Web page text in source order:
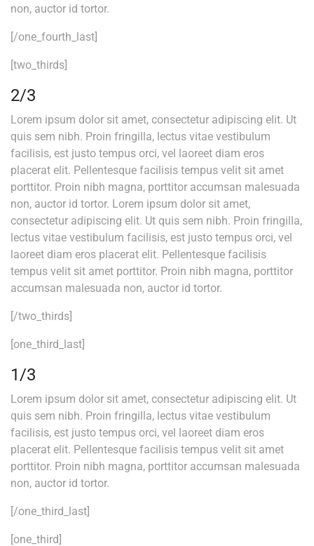
non, auctor id tortor.
[/one_fourth_last]
[two_thirds]
2/3
Lorem ipsum dolor sit amet, consectetur adipiscing elit. Ut
quis sem nibh. Proin fringilla, lectus vitae vestibulum
facilisis, est justo tempus orci, vel laoreet diam eros
placerat elit. Pellentesque facilisis tempus velit sit amet
porttitor. Proin nibh magna, porttitor accumsan malesuada
non, auctor id tortor. Lorem ipsum dolor sit amet,
consectetur adipiscing elit. Ut quis sem nibh. Proin fringilla,
lectus vitae vestibulum facilisis, est justo tempus orci, vel
laoreet diam eros placerat elit. Pellentesque facilisis
tempus velit sit amet porttitor. Proin nibh magna, porttitor
accumsan malesuada non, auctor id tortor.
[/two_thirds]
[one_third_last]
1/3
Lorem ipsum dolor sit amet, consectetur adipiscing elit. Ut
quis sem nibh. Proin fringilla, lectus vitae vestibulum
facilisis, est justo tempus orci, vel laoreet diam eros
placerat elit. Pellentesque facilisis tempus velit sit amet
porttitor. Proin nibh magna, porttitor accumsan malesuada
non, auctor id tortor.
[/one_third_last]
[one_third]